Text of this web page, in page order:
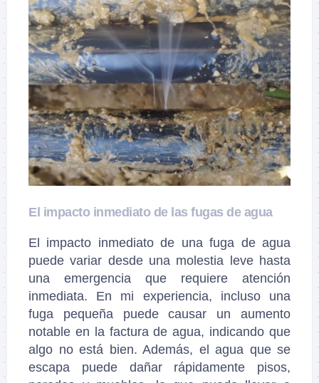
El impacto inmediato de las fugas de agua
El impacto inmediato de una fuga de agua
puede variar desde una molestia leve hasta
una emergencia que requiere atención
inmediata. En mi experiencia, incluso una
fuga pequeña puede causar un aumento
notable en la factura de agua, indicando que
algo no está bien. Además, el agua que se
escapa puede dañar rápidamente pisos,